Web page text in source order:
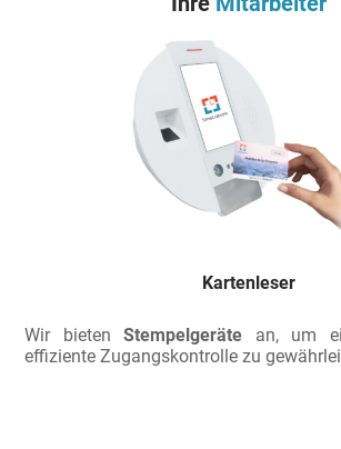
Kartenleser
Wir bietenStempelgeräte an, um
effiziente Zugangskontrolle zu